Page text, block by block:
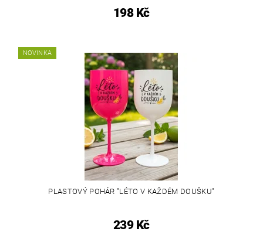
198 Kč
NOVINKA
PLASTOVÝ POHÁR "LÉTO V KAŽDÉM DOUŠKU"
239 Kč